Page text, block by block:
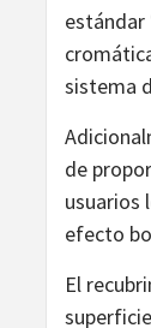
estándar
sistema
de
usuarios
efecto
El